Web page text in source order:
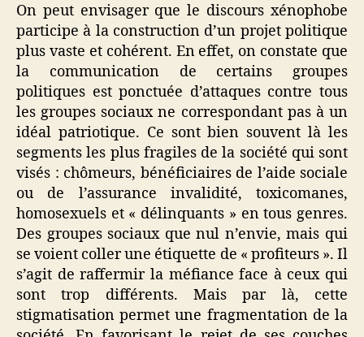
On peut envisager que le discours xénophobe
participe à la construction d’un projet politique
plus vaste et cohérent. En effet, on constate que
la communication de certains groupes
politiques est ponctuée d’attaques contre tous
les groupes sociaux ne correspondant pas à un
idéal patriotique. Ce sont bien souvent là les
segments les plus fragiles de la société qui sont
visés : chômeurs, bénéficiaires de l’aide sociale
ou de l’assurance invalidité, toxicomanes,
homosexuels et « délinquants » en tous genres.
Des groupes sociaux que nul n’envie, mais qui
se voient coller une étiquette de « profiteurs ». Il
s’agit de raffermir la méfiance face à ceux qui
sont trop différents. Mais par là, cette
stigmatisation permet une fragmentation de la